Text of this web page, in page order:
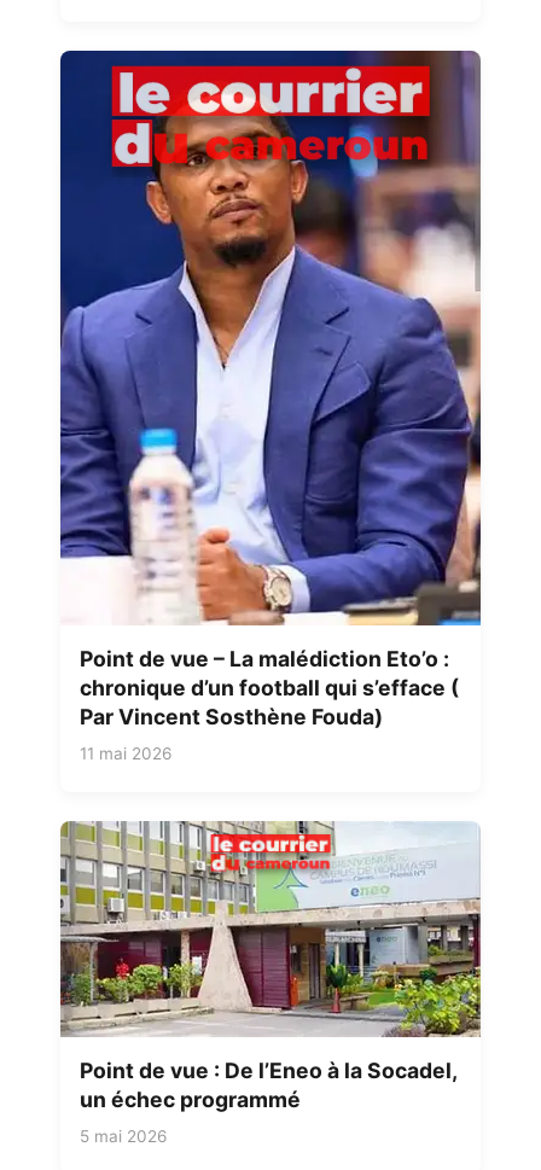
Point de vue – La malédiction Eto’o :
chronique d’un football qui s’efface (
Par Vincent Sosthène Fouda)
11 mai 2026
Point de vue : De l’Eneo à la Socadel,
un échec programmé
5 mai 2026